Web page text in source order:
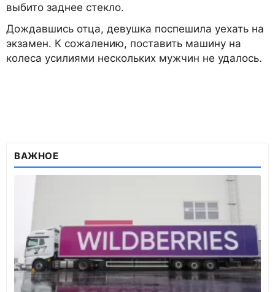
выбито заднее стекло.
Дождавшись отца, девушка поспешила уехать на
экзамен. К сожалению, поставить машину на
колеса усилиями нескольких мужчин не удалось.
ВАЖНОЕ